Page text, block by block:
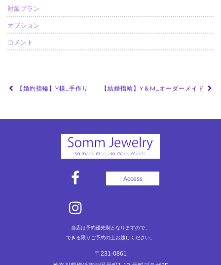
対象プラン
オプション
コメント
投
ナ
【婚約指輪】Y様_手作り 【結婚指輪】Y＆M_オーダーメイド
Access
当店は予約優先制となりますので、
できる限りご予約の上お越しください。
〒231-0861